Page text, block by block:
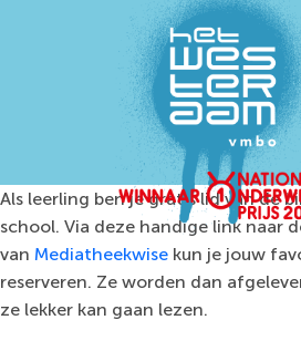
Als leerling ben je gratis lid van de
school. Via deze handige link naar
van Mediatheekwise kun je jouw
reserveren. Ze worden dan
ze lekker kan gaan lezen.